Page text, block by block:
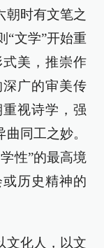
朝时有文笔之
“文学”开始重
美，推崇作
广的审美传
视诗学，强
同工之妙。
性”的最高境
历史精神的
文化人，以文